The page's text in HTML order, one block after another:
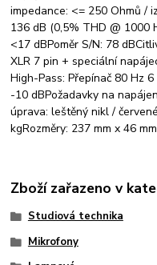
impedance: <= 250 Ohmů /
136 dB (0,5% THD @ 1000
<17 dBPoměr S/N: 78
XLR 7 pin + speciální
High-Pass: Přepínač 80 Hz
-10 dBPožadavky na
úprava: leštěný nikl /
kgRozměry: 237 mm x 46
Zboží zařazeno v
Studiová technika
Mikrofony